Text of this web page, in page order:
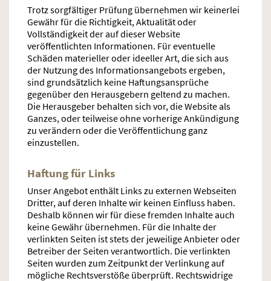
Trotz sorgfältiger Prüfung übernehmen wir keinerlei
Gewähr für die Richtigkeit, Aktualität oder
Vollständigkeit der auf dieser Website
veröffentlichten Informationen. Für eventuelle
Schäden materieller oder ideeller Art, die sich aus
der Nutzung des Informationsangebots ergeben,
sind grundsätzlich keine Haftungsansprüche
gegenüber den Herausgebern geltend zu machen.
Die Herausgeber behalten sich vor, die Website als
Ganzes, oder teilweise ohne vorherige Ankündigung
zu verändern oder die Veröffentlichung ganz
einzustellen.
Haftung für Links
Unser Angebot enthält Links zu externen Webseiten
Dritter, auf deren Inhalte wir keinen Einfluss haben.
Deshalb können wir für diese fremden Inhalte auch
keine Gewähr übernehmen. Für die Inhalte der
verlinkten Seiten ist stets der jeweilige Anbieter oder
Betreiber der Seiten verantwortlich. Die verlinkten
Seiten wurden zum Zeitpunkt der Verlinkung auf
mögliche Rechtsverstöße überprüft. Rechtswidrige